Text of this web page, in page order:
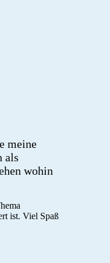
meine
als
wohin
ist. Viel Spaß